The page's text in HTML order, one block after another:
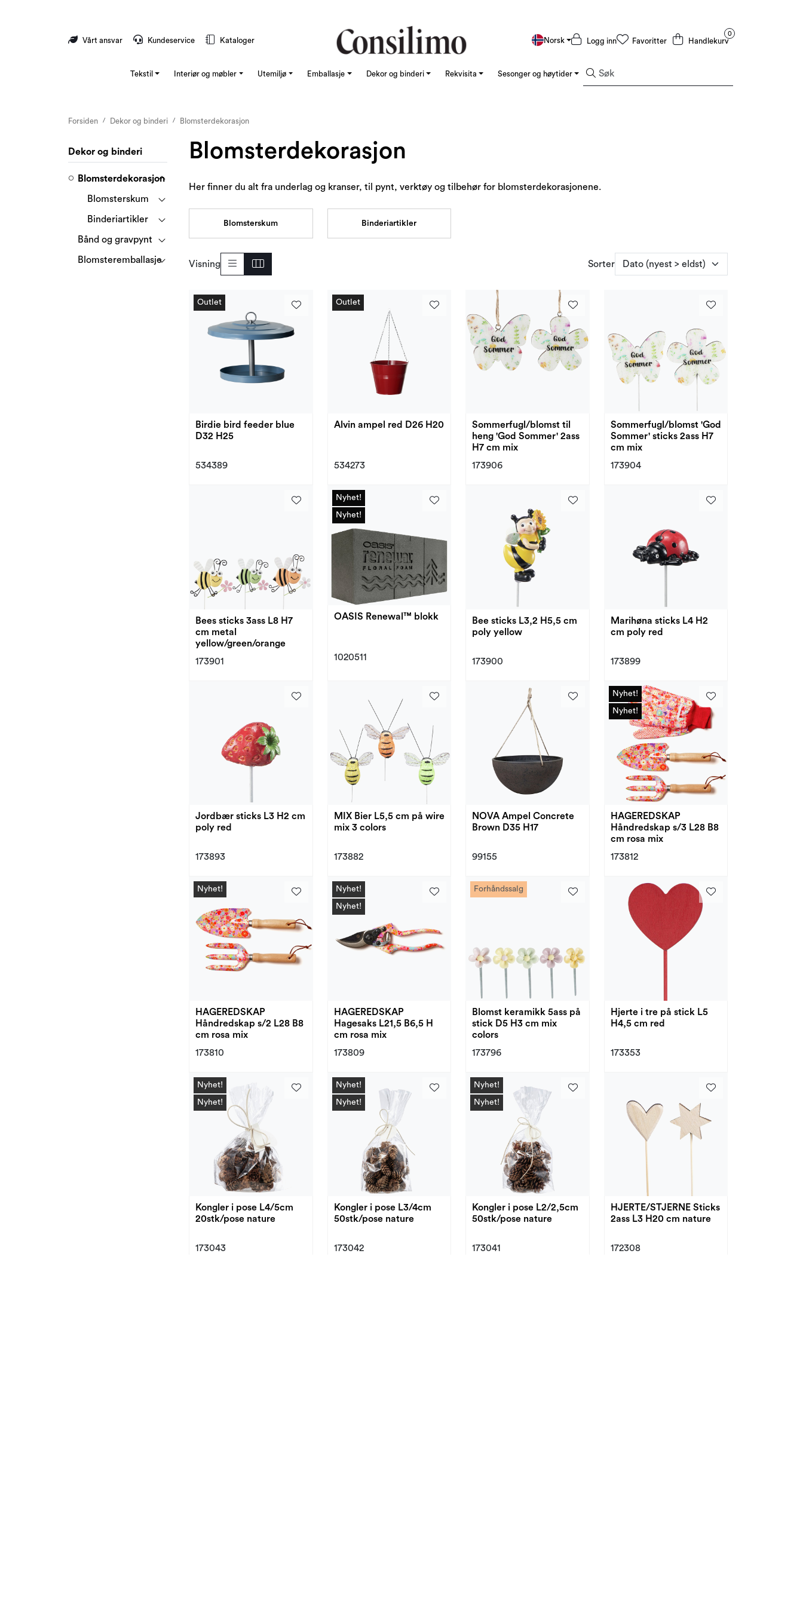
Vårt ansvar Kundeservice Kataloger Norsk Logg inn Favoritter
0
Handlekurv
Tekstil Interiør og møbler Utemiljø Emballasje Dekor og binderi Rekvisita Sesonger og høytider Kampanjer og Outlet
Forsiden Dekor og binderi Blomsterdekorasjon
Dekor og binderi
Blomsterdekorasjon
Blomsterskum
Binderiartikler
Bånd og gravpynt
Blomsteremballasje
Blomsterdekorasjon
Her finner du alt fra underlag og kranser, til pynt, verktøy og tilbehør for blomsterdekorasjonene.
Blomsterskum Binderiartikler
Visning Sorter
Outlet
Outlet
Birdie bird feeder blue
D32 H25
534389
Outlet
Outlet
Alvin ampel red D26 H20
534273
Sommerfugl/blomst til
heng 'God Sommer' 2ass
H7 cm mix
173906
Sommerfugl/blomst 'God
Sommer' sticks 2ass H7
cm mix
173904
Bees sticks 3ass L8 H7
cm metal
yellow/green/orange
173901
Nyhet!
Nyhet!
Nyhet!
Nyhet!
OASIS Renewal™ blokk
1020511
Bee sticks L3,2 H5,5 cm
poly yellow
173900
Marihøna sticks L4 H2
cm poly red
173899
Jordbær sticks L3 H2 cm
poly red
173893
MIX Bier L5,5 cm på wire
mix 3 colors
173882
NOVA Ampel Concrete
Brown D35 H17
99155
Nyhet!
Nyhet!
Nyhet!
Nyhet!
HAGEREDSKAP
Håndredskap s/3 L28 B8
cm rosa mix
173812
Nyhet!
HAGEREDSKAP
Håndredskap s/2 L28 B8
cm rosa mix
173810
Nyhet!
Nyhet!
HAGEREDSKAP
Hagesaks L21,5 B6,5 H
cm rosa mix
173809
Forhåndssalg
Blomst keramikk 5ass på
stick D5 H3 cm mix
colors
173796
Hjerte i tre på stick L5
H4,5 cm red
173353
Nyhet!
Nyhet!
Kongler i pose L4/5cm
20stk/pose nature
173043
Nyhet!
Nyhet!
Kongler i pose L3/4cm
50stk/pose nature
173042
Nyhet!
Nyhet!
Kongler i pose L2/2,5cm
50stk/pose nature
173041
HJERTE/STJERNE Sticks
2ass L3 H20 cm nature
172308